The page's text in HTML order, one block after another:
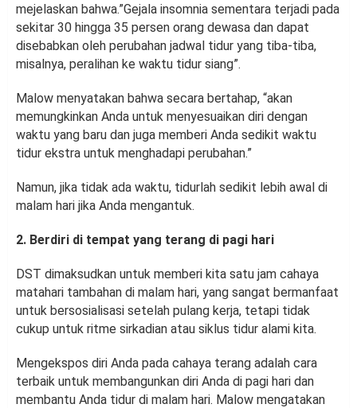
mejelaskan bahwa.”Gejala insomnia sementara terjadi pada
sekitar 30 hingga 35 persen orang dewasa dan dapat
disebabkan oleh perubahan jadwal tidur yang tiba-tiba,
misalnya, peralihan ke waktu tidur siang”.
Malow menyatakan bahwa secara bertahap, “akan
memungkinkan Anda untuk menyesuaikan diri dengan
waktu yang baru dan juga memberi Anda sedikit waktu
tidur ekstra untuk menghadapi perubahan.”
Namun, jika tidak ada waktu, tidurlah sedikit lebih awal di
malam hari jika Anda mengantuk.
2. Berdiri di tempat yang terang di pagi hari
DST dimaksudkan untuk memberi kita satu jam cahaya
matahari tambahan di malam hari, yang sangat bermanfaat
untuk bersosialisasi setelah pulang kerja, tetapi tidak
cukup untuk ritme sirkadian atau siklus tidur alami kita.
Mengekspos diri Anda pada cahaya terang adalah cara
terbaik untuk membangunkan diri Anda di pagi hari dan
membantu Anda tidur di malam hari. Malow mengatakan